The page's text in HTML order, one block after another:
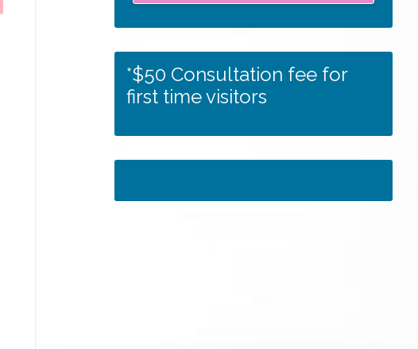
*$50 Consultation fee for
first time visitors